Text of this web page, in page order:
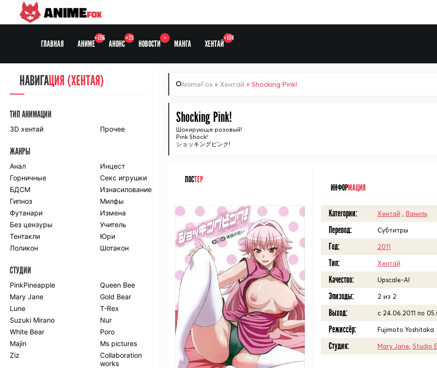
ANIMEFOX
ГЛАВНАЯ АНИМЕ
+1356
АНОНС
+25
НОВОСТИ
+
МАНГА ХЕНТАЙ
+1174
AnimeFox » Хентай » Shocking Pink!
Shocking Pink!
Шокирующе розовый!
Pink Shock!
ショッキングピンク!
ПОСТЕР
ИНФОРМАЦИЯ
Категории: Хентай Ваниль
Перевод: Субтитры
Год: 2011
Тип: Хентай
Качество: Upscale-AI
Эпизоды: 2 из 2
Выход: с 24.06.2011 по
Режиссёр: Fujimoto Yoshitaka
Студия: Mary Jane Studio
НАВИГАЦИЯ
СЕЗОНЫ
Anidub
Animedia
Kansai studio
Onibaku
Shiza project
ПО ЖАНРАМ
Комедия
Приключения
Романтика
Школа
Этти
Боевые
искусства
Гарем
Драма
Игры
Исторический
Магия
Фантастика
Фэнтези
Мистика
Попаданцы в
другой мир
Хентай
ПО ГОДУ
НАВИГАЦИЯ (ХЕНТАЯ)
ТИП АНИМАЦИИ
3D хентай Прочее
ЖАНРЫ
Анал
Инцест
Горничные
Секс игрушки
БДСМ
Изнасилование
Гипноз
Милфы
Футанари
Измена
Без цензуры
Учитель
Тентакли
Юри
Лоликон
Шотакон
СТУДИИ
PinkPineapple
Queen Bee
Mary Jane
Gold Bear
Lune
T-Rex
Suzuki Mirano
Nur
White Bear
Poro
Majin
Ms pictures
Ziz
Collaboration
works